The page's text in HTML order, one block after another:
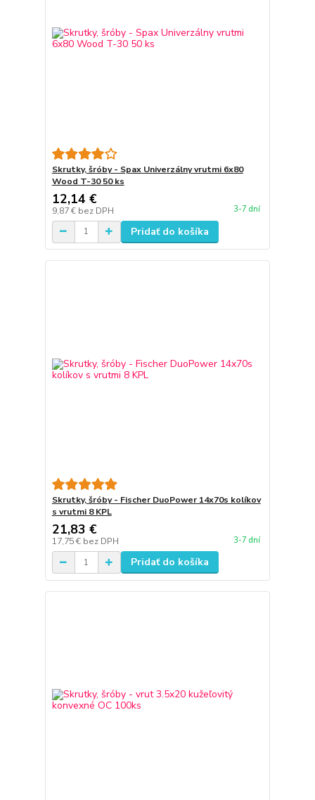
Skrutky, šróby - Spax Univerzálny vrutmi 6x80
Wood T-30 50 ks
12,14 €
9,87 € bez DPH 3-7 dní
Pridať do košíka
Skrutky, šróby - Fischer DuoPower 14x70s kolíkov
s vrutmi 8 KPL
21,83 €
17,75 € bez DPH 3-7 dní
Pridať do košíka